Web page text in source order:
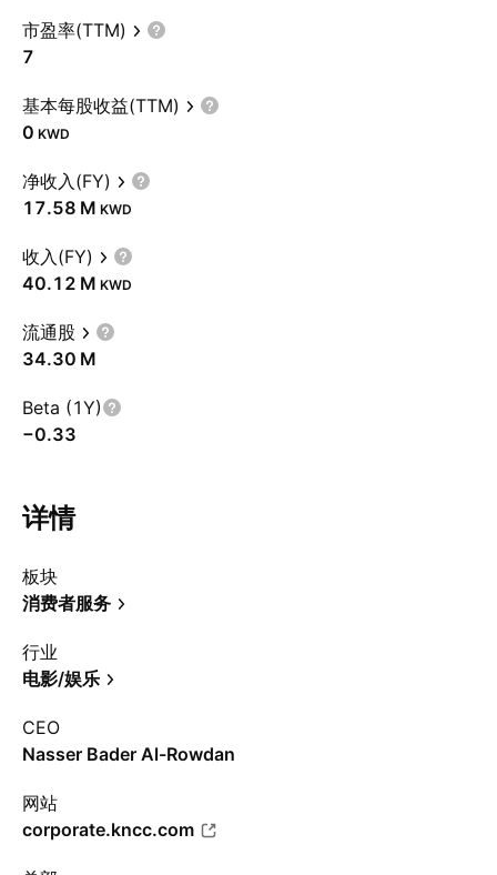
市盈率(TTM)
7
基本每股收益(TTM)
0 KWD
净收入(FY)
‪17.58 M‬ KWD
收入(FY)
‪40.12 M‬ KWD
流通股
‪34.30 M‬
Beta (1Y)
−0.33
详情
板块
消费者服务
行业
电影/娱乐
CEO
Nasser Bader Al-Rowdan
网站
corporate.kncc.com